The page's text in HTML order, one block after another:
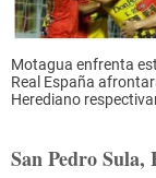
Motagua enfrenta
Real España
Herediano
San Pedro Sula,